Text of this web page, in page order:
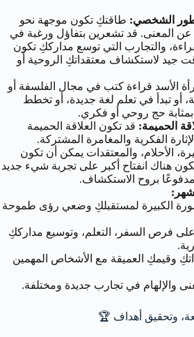
الشخصي: طاقتكِ تكون موجهة نحو
المعنى. قد تشعرين بتفاؤل ورغبة في
والتجارب التي توسع مدارككِ تكون
جيد لاستكشاف معتقداتكِ الروحية أو
الأسد قراءة كتب في مجال الفلسفة أو
أو تبدأ في تعلم لغة جديدة، أو تخطط
بمثابة حج روحي أو فكري.
الحميمة: قد تكون العلاقة الحميمة
الفكرية والمغامرة المشتركة.
الأحلام، والمعتقدات يمكن أن تكون
هناك انفتاح أكبر على تجربة شيء جديد
مدفوعًا بروح الاستكشاف.
الكبيرة لمستقبلكِ وضعي رؤى طموحة
فرص السفر، التعلم، وتوسيع مدارككِ
وقيمكِ العميقة مع الأشخاص المهمين
والإلهام في تجارب جديدة ومختلفة.